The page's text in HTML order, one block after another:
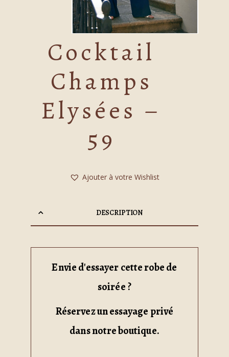
Cocktail
Champs
Elysées –
59
Ajouter à votre Wishlist
DESCRIPTION
Envie d'essayer cette robe de
soirée ?
Réservez un essayage privé
dans notre boutique.